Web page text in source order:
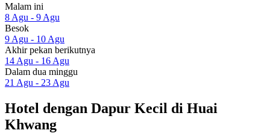
Malam ini
8 Agu - 9 Agu
Besok
9 Agu - 10 Agu
Akhir pekan berikutnya
14 Agu - 16 Agu
Dalam dua minggu
21 Agu - 23 Agu
Hotel dengan Dapur Kecil di Huai
Khwang